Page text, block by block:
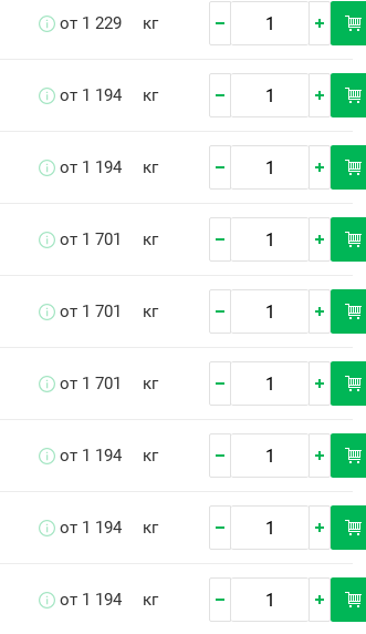
от 1 229 кг
от 1 194 кг
от 1 194 кг
от 1 701 кг
от 1 701 кг
от 1 701 кг
от 1 194 кг
от 1 194 кг
от 1 194 кг